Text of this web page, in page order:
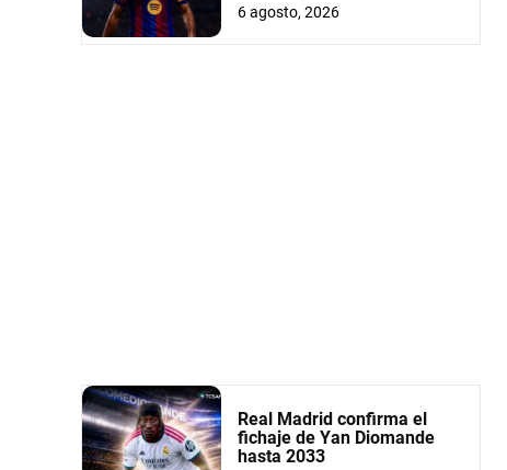
6 agosto, 2026
Real Madrid confirma el
fichaje de Yan Diomande
hasta 2033